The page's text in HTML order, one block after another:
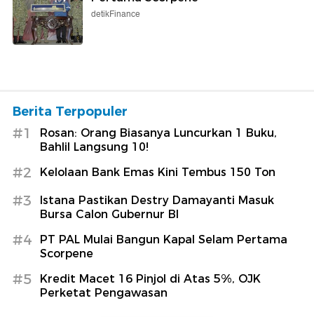
detikFinance
Berita Terpopuler
#1
Rosan: Orang Biasanya Luncurkan 1 Buku,
Bahlil Langsung 10!
#2 Kelolaan Bank Emas Kini Tembus 150 Ton
#3
Istana Pastikan Destry Damayanti Masuk
Bursa Calon Gubernur BI
#4
PT PAL Mulai Bangun Kapal Selam Pertama
Scorpene
#5
Kredit Macet 16 Pinjol di Atas 5%, OJK
Perketat Pengawasan